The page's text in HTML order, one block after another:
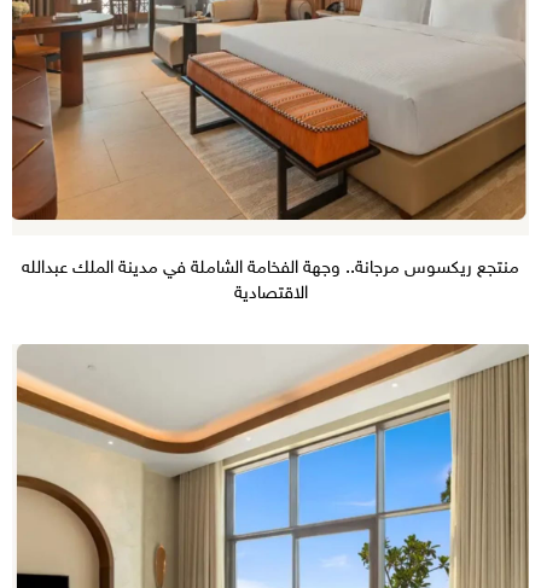
منتجع ريكسوس مرجانة.. وجهة الفخامة الشاملة في مدينة الملك عبدالله
الاقتصادية